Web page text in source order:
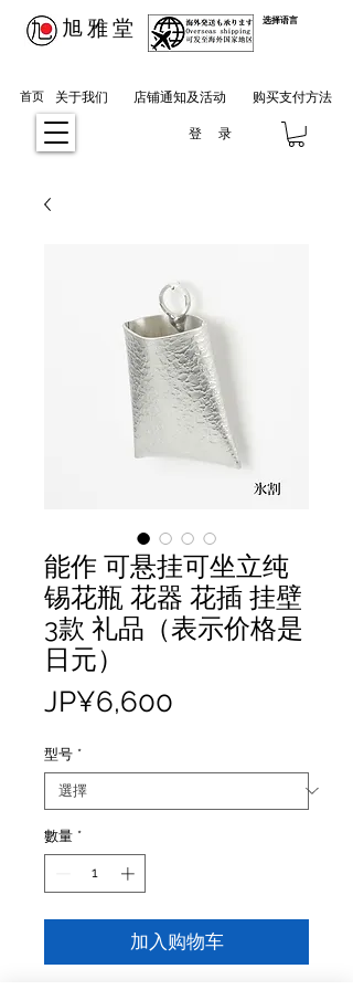
登 录
​旭雅堂 选择语言
首页 关于我们 店铺通知及活动 购买支付方法
能作 可悬挂可坐立纯
锡花瓶 花器 花插 挂壁
3款 礼品（表示价格是
日元）
JP¥6,600
型号 *
數量 *
加入购物车